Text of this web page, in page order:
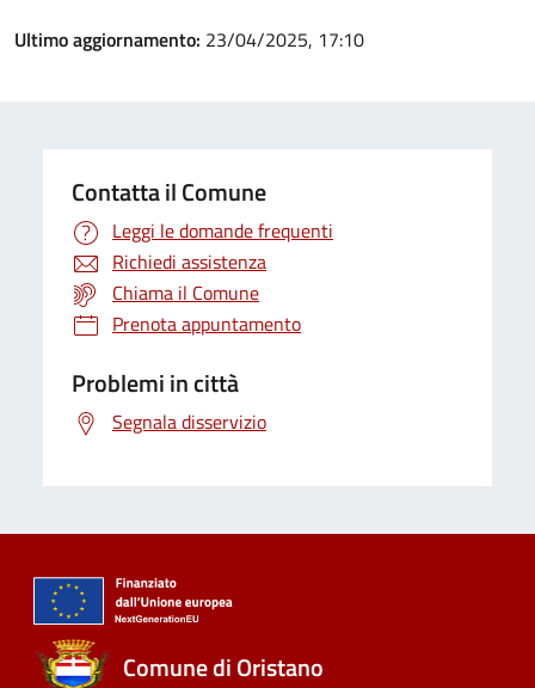
Ultimo aggiornamento: 23/04/2025, 17:10
Contatta il Comune
Leggi le domande frequenti
Richiedi assistenza
Chiama il Comune
Prenota appuntamento
Problemi in città
Segnala disservizio
Comune di Oristano